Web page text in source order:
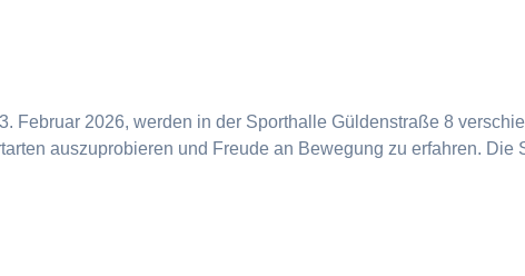
Februar 2026, werden in der Sporthalle Güldenstraße 8
auszuprobieren und Freude an Bewegung zu erfahren. Die